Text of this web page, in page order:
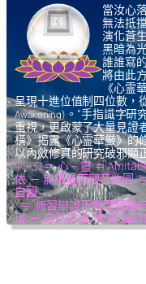
當汝心
無法抵
演化蒼
黑暗為
誰誰寫
將由此
《心霊
呈現十進位值制四位數，
Awakening) 。“手指識字研
重視，更啟蒙了大量見證
橫》揭露《心霊華厳》的
以內斂修真的研究破邪顯
Ψ – Ω ＝ 心 – 靈 ＝
依 ─ 無限量而觀音收圓
自圓
＝ 修習辯證正念而體驗
環 ─ 自然如復,坤,乾,逅四